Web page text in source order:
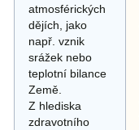
atmosférických
dějích, jako
např. vznik
srážek nebo
teplotní bilance
Země.
Z hlediska
zdravotního